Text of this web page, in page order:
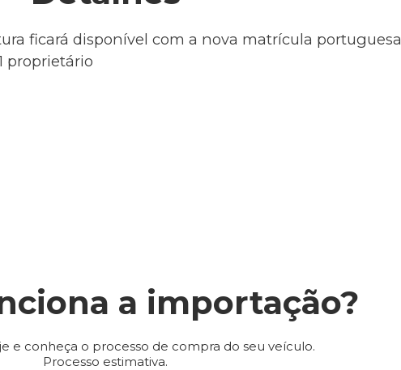
ficará disponível com a nova matrícula portuguesa
proprietário
a importação?
e conheça o processo de compra do seu veículo.
Processo estimativa.